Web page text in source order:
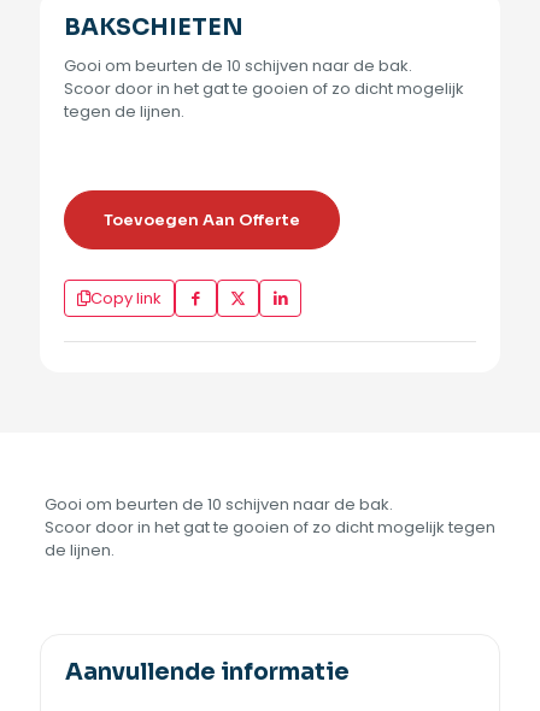
BAKSCHIETEN
Gooi om beurten de 10 schijven naar de bak.
Scoor door in het gat te gooien of zo dicht mogelijk
tegen de lijnen.
Toevoegen Aan Offerte
Copy link
Gooi om beurten de 10 schijven naar de bak.
Scoor door in het gat te gooien of zo dicht mogelijk tegen
de lijnen.
Aanvullende informatie